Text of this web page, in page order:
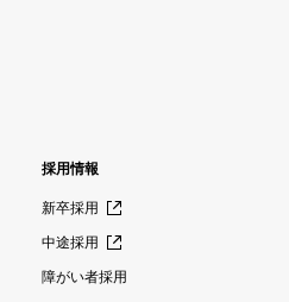
採用情報
新卒採用
中途採用
障がい者採用